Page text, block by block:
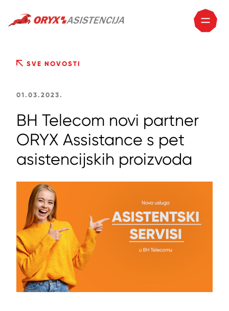
SVE NOVOSTI
01.03.2023.
BH Telecom novi partner
ORYX Assistance s pet
asistencijskih proizvoda